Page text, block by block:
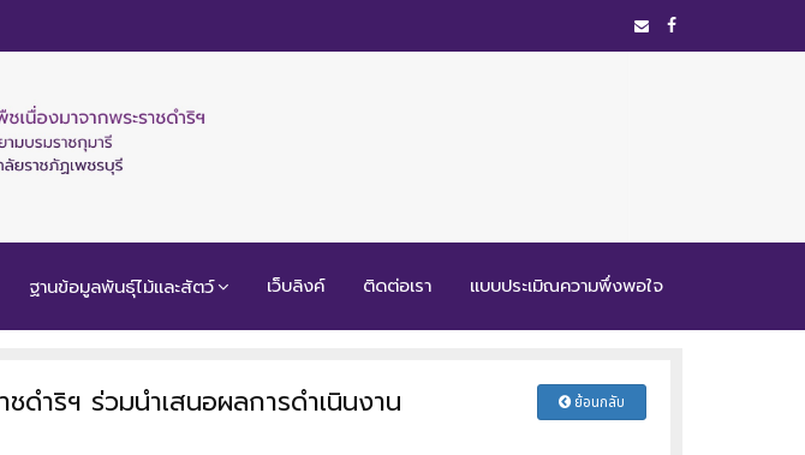
ฐานข้อมูลพันธุ์ไม้และสัตว์ เว็บลิงค์ ติดต่อเรา แบบประเมิณความพึ่งพอใจ
ดำริฯ ร่วมนำเสนอผลการดำเนินงาน ย้อนกลับ